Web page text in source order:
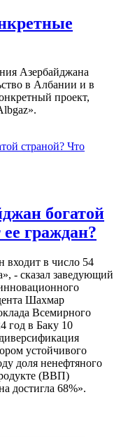
Азербайджана
в Албании и в
проект,
богатой
граждан?
входит в число 54
- сказал заведующий
Шахмар
Всемирного
год в Баку 10
устойчивого
доля ненефтяного
(ВВП)
достигла 68%».